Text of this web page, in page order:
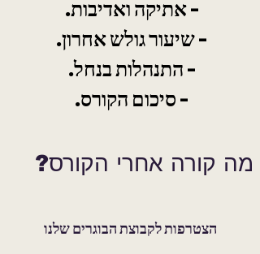
- אתיקה ואדיבות.
- שיעור גולש אחרון.
- התנהלות בנחל.
- סיכום הקורס.
?מה קורה אחרי הקורס
הצטרפות לקבוצת הבוגרים שלנו